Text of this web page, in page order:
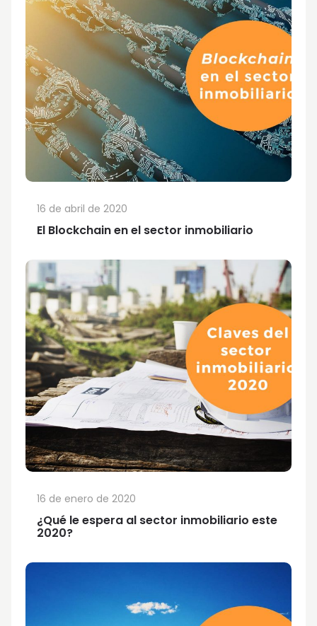
El Blockchain en el sector inmobiliario
16 de abril de 2020
¿Qué le espera al sector inmobiliario este
2020?
16 de enero de 2020